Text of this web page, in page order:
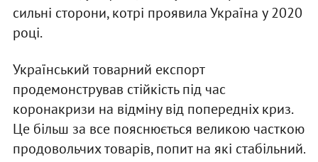
сильні сторони, котрі проявила Україна у 2020
році.
Український товарний експорт
продемонстрував стійкість під час
коронакризи на відміну від попередніх криз.
Це більш за все пояснюється великою часткою
продовольчих товарів, попит на які стабільний.